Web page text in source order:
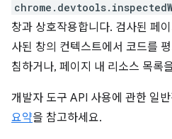
창과 상호작용합니다. 검사된 페
사된 창의 컨텍스트에서 코드를
침하거나, 페이지 내 리소스 목록
개발자 도구 API 사용에 관한 일
요약을 참고하세요.